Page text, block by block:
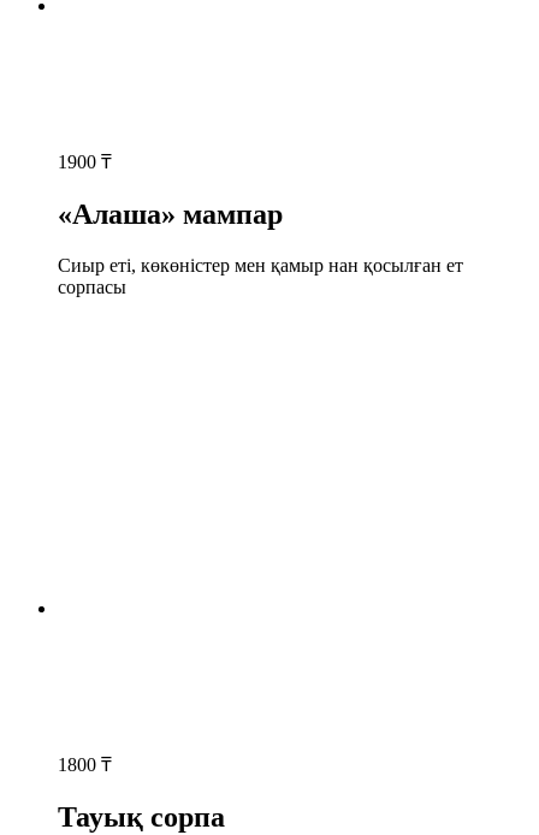
1900 ₸
«Алаша» мампар
Сиыр еті, көкөністер мен қамыр нан қосылған ет
сорпасы
1800 ₸
Тауық сорпа